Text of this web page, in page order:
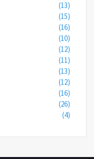
(13)
(15)
(16)
(10)
(12)
(11)
(13)
(12)
(16)
(26)
(4)